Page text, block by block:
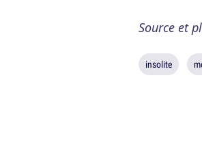
Source et
insolite